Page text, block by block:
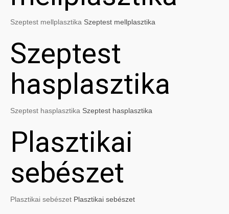
Szeptest mellplasztika Szeptest mellplasztika
Szeptest
hasplasztika
Szeptest hasplasztika Szeptest hasplasztika
Plasztikai
sebészet
Plasztikai sebészet Plasztikai sebészet